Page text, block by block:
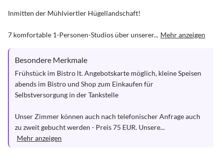
Inmitten der Mühlviertler Hügellandschaft!
7 komfortable 1-Personen-Studios über unserer... Mehr anzeigen
Besondere Merkmale
Frühstück im Bistro lt. Angebotskarte möglich, kleine Speisen
abends im Bistro und Shop zum Einkaufen für
Selbstversorgung in der Tankstelle
Unser Zimmer können auch nach telefonischer Anfrage auch
zu zweit gebucht werden - Preis 75 EUR. Unsere...
Mehr anzeigen